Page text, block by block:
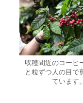
収穫間近のコー
と粒ずつ人の目で
ています。